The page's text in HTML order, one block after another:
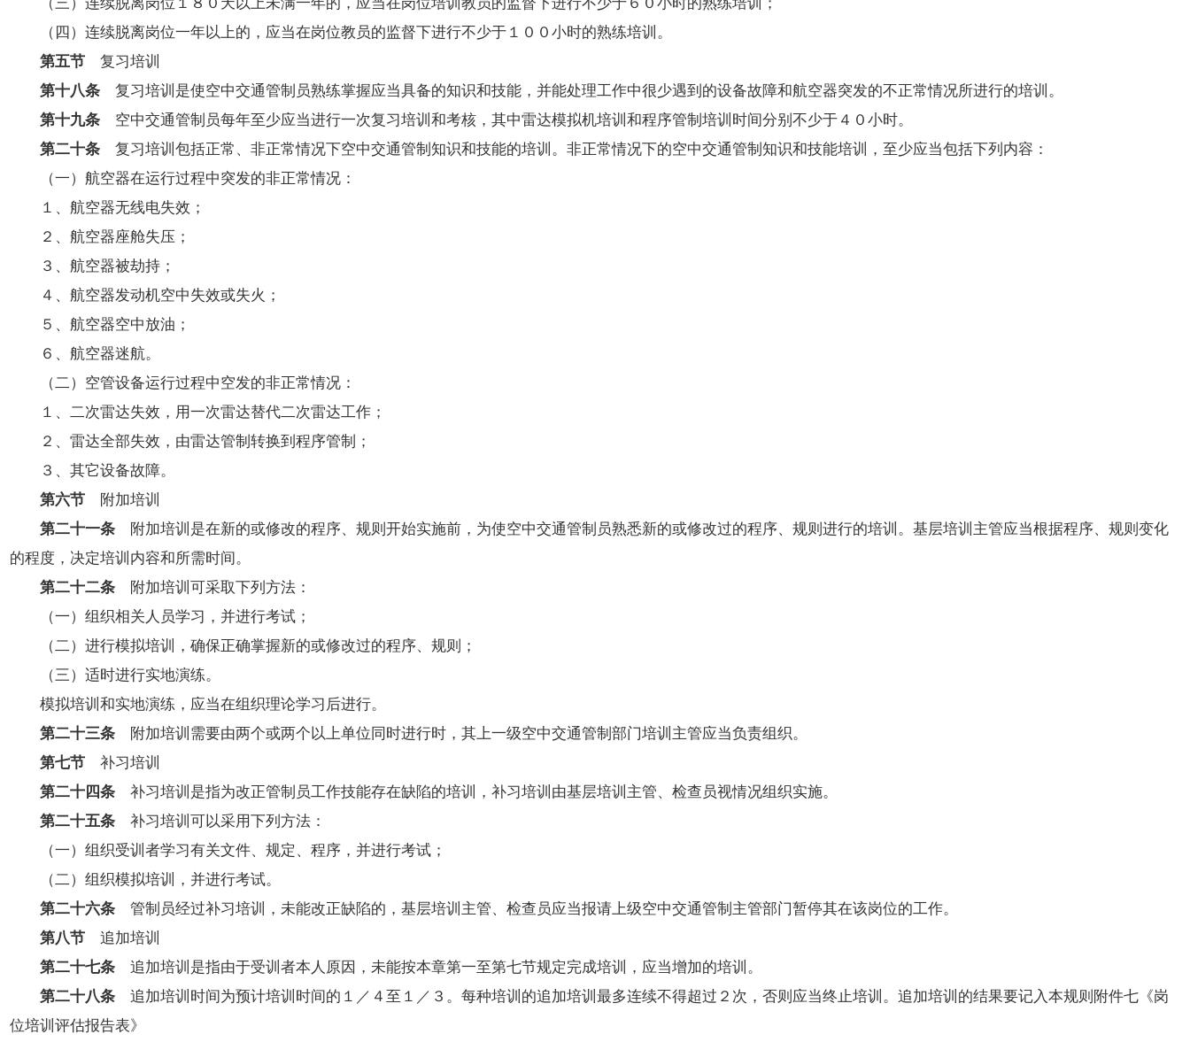
（四）连续脱离岗位一年以上的，应当在岗位教员的监督下进行不少于１００小时的熟练培训。
第五节 复习培训
第十八条复习培训是使空中交通管制员熟练掌握应当具备的知识和技能，并能处理工作中很少遇到的设备故障和航空器突发的不正常情况所进行的培训。
第十九条空中交通管制员每年至少应当进行一次复习培训和考核，其中雷达模拟机培训和程序管制培训时间分别不少于４０小时。
第二十条复习培训包括正常、非正常情况下空中交通管制知识和技能的培训。非正常情况下的空中交通管制知识和技能培训，至少应当包括下列内容：
（一）航空器在运行过程中突发的非正常情况：
１、航空器无线电失效；
２、航空器座舱失压；
３、航空器被劫持；
４、航空器发动机空中失效或失火；
５、航空器空中放油；
６、航空器迷航。
（二）空管设备运行过程中空发的非正常情况：
１、二次雷达失效，用一次雷达替代二次雷达工作；
２、雷达全部失效，由雷达管制转换到程序管制；
３、其它设备故障。
第六节附加培训
第二十一条附加培训是在新的或修改的程序、规则开始实施前，为使空中交通管制员熟悉新的或修改过的程序、规则进行的培训。基层培训主管应当根据程序、规则变化
的程度，决定培训内容和所需时间。
第二十二条附加培训可采取下列方法：
（一）组织相关人员学习，并进行考试；
（二）进行模拟培训，确保正确掌握新的或修改过的程序、规则；
（三）适时进行实地演练。
模拟培训和实地演练，应当在组织理论学习后进行。
第二十三条附加培训需要由两个或两个以上单位同时进行时，其上一级空中交通管制部门培训主管应当负责组织。
第七节补习培训
第二十四条补习培训是指为改正管制员工作技能存在缺陷的培训，补习培训由基层培训主管、检查员视情况组织实施。
第二十五条 补习培训可以采用下列方法：
（一）组织受训者学习有关文件、规定、程序，并进行考试；
（二）组织模拟培训，并进行考试。
第二十六条 管制员经过补习培训，未能改正缺陷的，基层培训主管、检查员应当报请上级空中交通管制主管部门暂停其在该岗位的工作。
第八节追加培训
第二十七条追加培训是指由于受训者本人原因，未能按本章第一至第七节规定完成培训，应当增加的培训。
第二十八条追加培训时间为预计培训时间的１／４至１／３。每种培训的追加培训最多连续不得超过２次，否则应当终止培训。追加培训的结果要记入本规则附件七《岗
位培训评估报告表》